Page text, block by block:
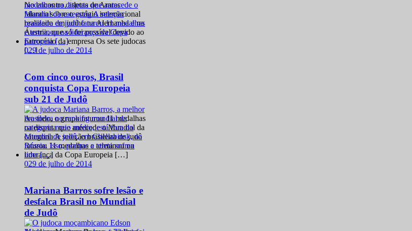
No encontro, atletas de Araras
falaram sobre o estágio internacional
realizado em junho na Alemanha e na
Áustria, que só foi possível devido ao
patrocínio da empresa Os sete judocas
[…]
029 de julho de 2014
Com cinco ouros, Brasil
conquista Copa Europeia
sub 21 de Judô
Ao todo, o grupo faturou 11 medalhas
na disputa que antecede o Mundial da
categoria A seleção brasileira de judô
faturou 11 medalhas e terminou na
liderança da Copa Europeia […]
029 de julho de 2014
Mariana Barros sofre lesão e
desfalca Brasil no Mundial
de Judô